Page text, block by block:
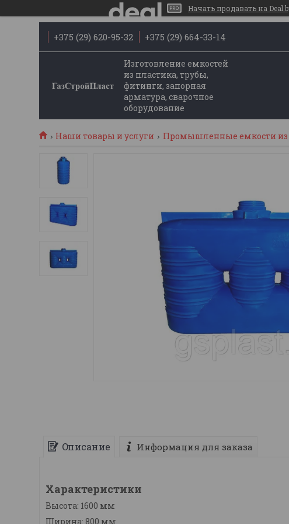
Начать продавать на
+375 (29) 620-95-32 +375 (29) 664-33-14
Изготовление емкостей
из пластика, трубы,
фитинги, запорная
арматура, сварочное
оборудование
Наши товары и услуги Промышленные емкости из
Описание Информация для заказа
Характеристики
Высота: 1600 мм
Ширина: 800 мм